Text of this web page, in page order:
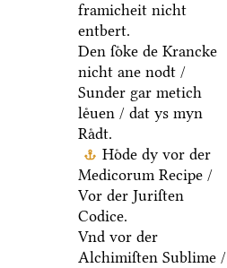
framicheit nicht
entbert.
Den ſoͤke de Krancke
nicht ane nodt /
Sunder gar metich
leͤuen / dat ys myn
Raͤdt.
Hoͤde dy vor der
Medicorum Recipe /
Vor der Juriſten
Codice.
Vnd vor der
Alchimiſten Sublime /